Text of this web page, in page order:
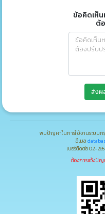
ข้อคิดเห็
ต้
ส่งผ
พบปัญหาในการใช้งานระบบ
อีเมล
เบอร์ติดต่อ 02-
ต้องการแจ้งปัญ